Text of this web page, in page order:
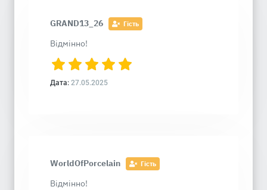
GRAND13_26 Гість
Відмінно!
Дата: 27.05.2025
WorldOfPorcelain Гість
Відмінно!